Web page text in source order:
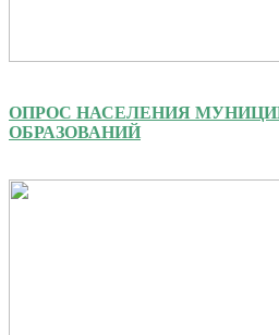
ОПРОС НАСЕЛЕНИЯ
ОБРАЗОВАНИЙ